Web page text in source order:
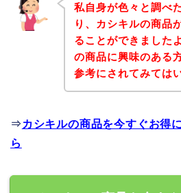
私自身が色々と調べ
り、カシキルの商品
ることができました
の商品に興味のある
参考にされてみては
⇒ カシキルの商品を今すぐお得
ら